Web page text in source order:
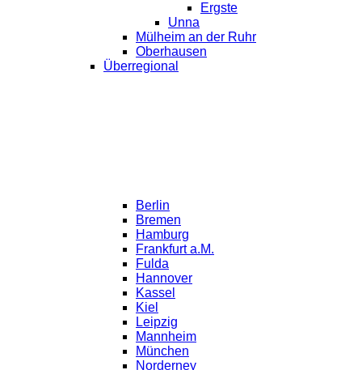
Ergste
Unna
Mülheim an der Ruhr
Oberhausen
Überregional
Berlin
Bremen
Hamburg
Frankfurt a.M.
Fulda
Hannover
Kassel
Kiel
Leipzig
Mannheim
München
Norderney